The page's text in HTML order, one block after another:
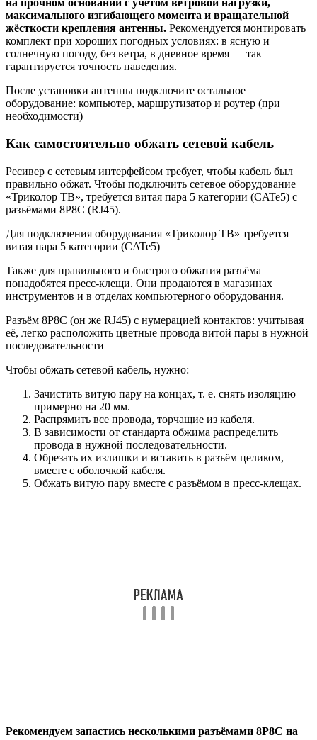
на прочном основании с учётом ветровой нагрузки,
максимального изгибающего момента и вращательной
жёсткости крепления антенны. Рекомендуется монтировать
комплект при хороших погодных условиях: в ясную и
солнечную погоду, без ветра, в дневное время — так
гарантируется точность наведения.
После установки антенны подключите остальное
оборудование: компьютер, маршрутизатор и роутер (при
необходимости)
Как самостоятельно обжать сетевой кабель
Ресивер с сетевым интерфейсом требует, чтобы кабель был
правильно обжат. Чтобы подключить сетевое оборудование
«Триколор ТВ», требуется витая пара 5 категории (CATe5) с
разъёмами 8P8C (RJ45).
Для подключения оборудования «Триколор ТВ» требуется
витая пара 5 категории (CATe5)
Также для правильного и быстрого обжатия разъёма
понадобятся пресс-клещи. Они продаются в магазинах
инструментов и в отделах компьютерного оборудования.
Разъём 8P8C (он же RJ45) с нумерацией контактов: учитывая
её, легко расположить цветные провода витой пары в нужной
последовательности
Чтобы обжать сетевой кабель, нужно:
Зачистить витую пару на концах, т. е. снять изоляцию
примерно на 20 мм.
Распрямить все провода, торчащие из кабеля.
В зависимости от стандарта обжима распределить
провода в нужной последовательности.
Обрезать их излишки и вставить в разъём целиком,
вместе с оболочкой кабеля.
Обжать витую пару вместе с разъёмом в пресс-клещах.
Рекомендуем запастись несколькими разъёмами 8P8C на